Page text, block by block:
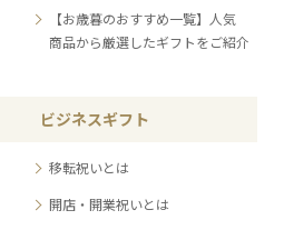
【お歳暮のおすすめ一覧】人気
商品から厳選したギフトをご紹介
ビジネスギフト
移転祝いとは
開店・開業祝いとは